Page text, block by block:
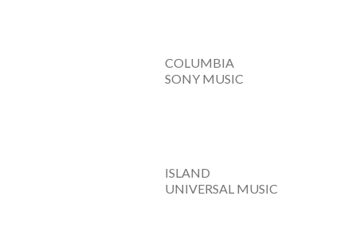
COLUMBIA
SONY MUSIC
ISLAND
UNIVERSAL MUSIC